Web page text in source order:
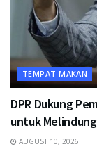
TEMPAT MAKAN
DPR Dukung
untuk
AUGUST 10, 2026